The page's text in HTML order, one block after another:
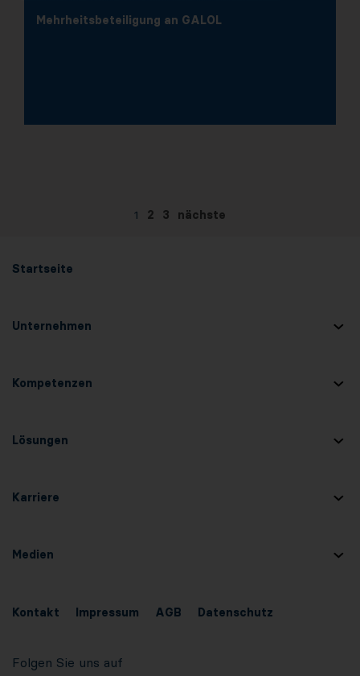
Mehrheitsbeteiligung an GALOL
1 2 3 nächste
Startseite
Unternehmen
Kompetenzen
Lösungen
Karriere
Medien
Kontakt Impressum AGB Datenschutz
Folgen Sie uns auf